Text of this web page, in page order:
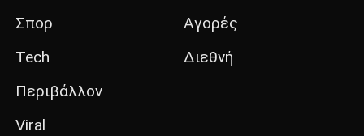
Σπορ
Tech
Περιβάλλον
Viral
Αγορές
Διεθνή